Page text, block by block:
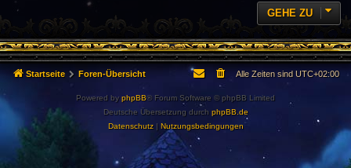
GEHE ZU
Startseite Foren-Übersicht Alle Zeiten sind UTC+02:00
Powered byphpBB® Forum Software © phpBB Limited
Deutsche Übersetzung durch phpBB.de
Datenschutz| Nutzungsbedingungen